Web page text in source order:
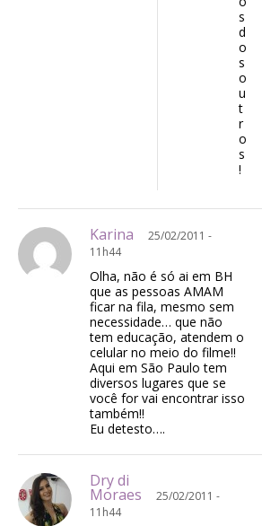
s
d
o
s
o
u
t
r
o
s
!
Karina
25/02/2011 -
11h44
Olha, não é só ai em BH
que as pessoas AMAM
ficar na fila, mesmo sem
necessidade… que não
tem educação, atendem o
celular no meio do filme!!
Aqui em São Paulo tem
diversos lugares que se
você for vai encontrar isso
também!!
Eu detesto….
Dry di
Moraes
25/02/2011 -
11h44